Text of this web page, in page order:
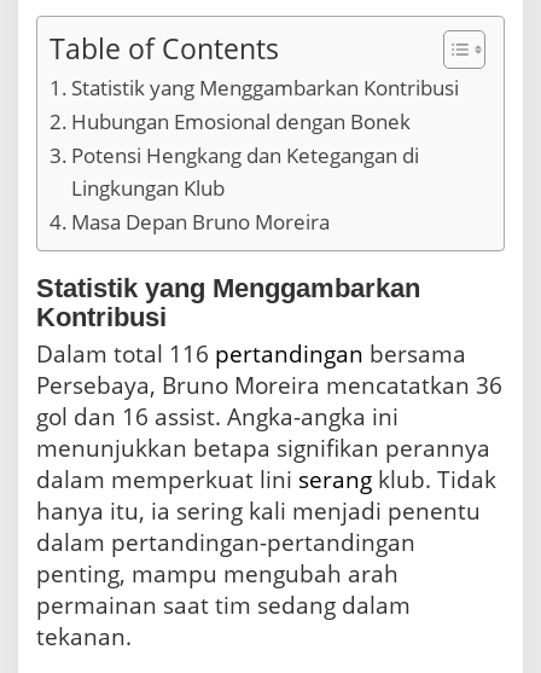
n
g
T
a
e
a
a
h
k
a
n
Table of Contents
Statistik yang Menggambarkan Kontribusi
Hubungan Emosional dengan Bonek
Potensi Hengkang dan Ketegangan di
Lingkungan Klub
Masa Depan Bruno Moreira
Statistik yang Menggambarkan
Kontribusi
Dalam total 116 pertandingan bersama
Persebaya, Bruno Moreira mencatatkan 36
gol dan 16 assist. Angka-angka ini
menunjukkan betapa signifikan perannya
dalam memperkuat lini serang klub. Tidak
hanya itu, ia sering kali menjadi penentu
dalam pertandingan-pertandingan
penting, mampu mengubah arah
permainan saat tim sedang dalam
tekanan.